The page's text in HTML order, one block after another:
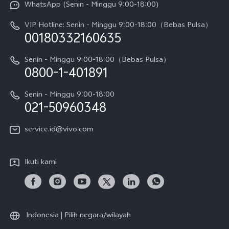
V70
V70 FE
Y05
X300 Pro
Gerai Terdekat
Pembaruan Sistem
Harga Spare Part
Otentikasi IMEI
Kebijakan Garansi vivo
Layanan Perbaikan Antar Jemput
Unduh LUT untuk Memulihkan Log
Sejarah
Berita
Pemberitahuan Hukum
Tentang Kami
Pusat Privasi vivo
WhatsApp (Senin - Minggu 9:00-18:00)
VIP Hotline: Senin - Minggu 9:00-18:00（Bebas Pulsa）
00180332160635
Senin - Minggu 9:00-18:00（Bebas Pulsa）
0800-1-401891
Senin - Minggu 9:00-18:00
021-50960348
service.id@vivo.com
Ikuti kami
Indonesia | Pilih negara/wilayah